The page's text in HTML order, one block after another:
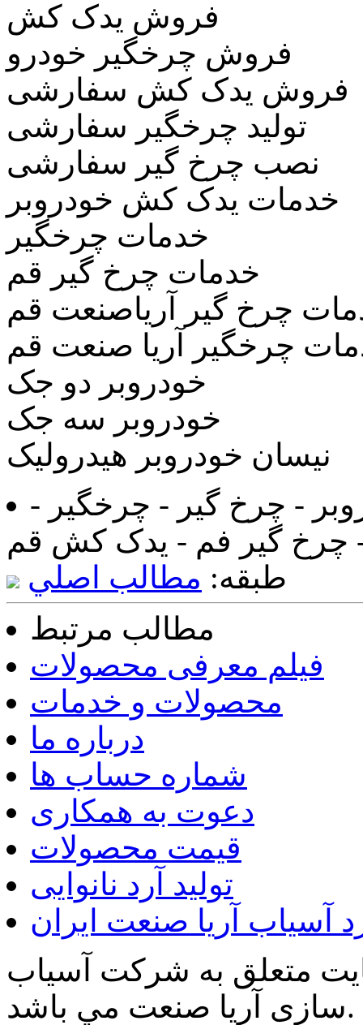
فروش یدک کش
فروش چرخگیر خودرو
فروش یدک کش سفارشی
تولید چرخگیر سفارشی
نصب چرخ گیر سفارشی
خدمات یدک کش خودروبر
خدمات چرخگیر
خدمات چرخ گیر قم
چرخ گیر آریاصنعت قم
چرخگیر آریا صنعت قم
خودروبر دو جک
خودروبر سه جک
نیسان خودروبر هیدرولیک
- چرخ گیر - چرخگیر -
- چرخ گیر فم - یدک کش قم
طبقه: مطالب اصلي
مطالب مرتبط
فیلم معرفی محصولات
محصولات و خدمات
درباره ما
شماره حساب ها
دعوت به همکاری
قیمت محصولات
تولید آرد نانوایی
آسیاب آریا صنعت ایران
متعلق به شرکت آسیاب
سازی آریا صنعت مي باشد.